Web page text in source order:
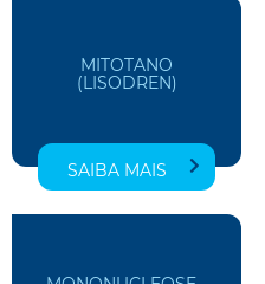
MITOTANO
(LISODREN)
SAIBA MAIS